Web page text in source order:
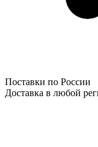
Поставки по России
Доставка в любой